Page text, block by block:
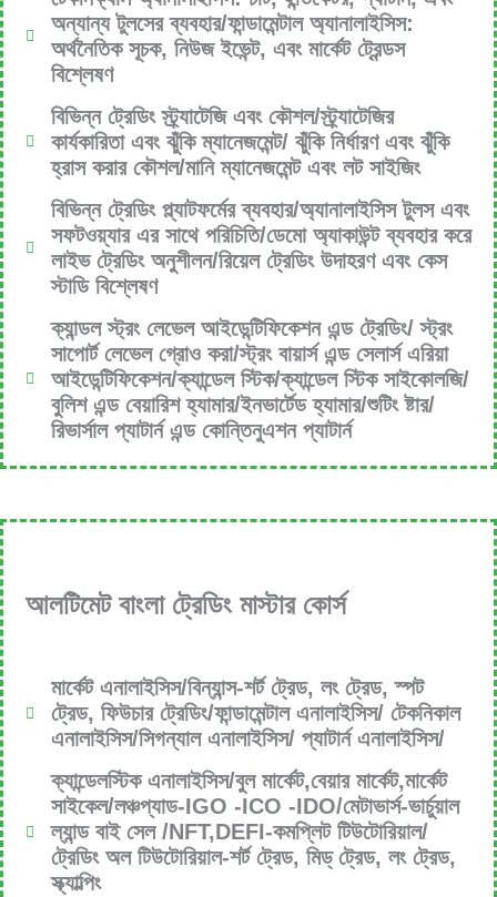
অন্যান্য টুলসের ব্যবহার/ফান্ডামেন্টাল অ্যানালাইসিস:
অর্থনৈতিক সূচক, নিউজ ইভেন্ট, এবং মার্কেট ট্রেন্ডস
বিশ্লেষণ
বিভিন্ন ট্রেডিং স্ট্র্যাটেজি এবং কৌশল/স্ট্র্যাটেজির
কার্যকারিতা এবং ঝুঁকি ম্যানেজমেন্ট/ ঝুঁকি নির্ধারণ এবং ঝুঁকি
হ্রাস করার কৌশল/মানি ম্যানেজমেন্ট এবং লট সাইজিং
বিভিন্ন ট্রেডিং প্ল্যাটফর্মের ব্যবহার/অ্যানালাইসিস টুলস এবং
সফটওয়্যার এর সাথে পরিচিতি/ডেমো অ্যাকাউন্ট ব্যবহার করে
লাইভ ট্রেডিং অনুশীলন/রিয়েল ট্রেডিং উদাহরণ এবং কেস
স্টাডি বিশ্লেষণ
ক্যান্ডল স্ট্রং লেভেল আইডেন্টিফিকেশন এন্ড ট্রেডিং/ স্ট্রং
সাপোর্ট লেভেল গ্রোও করা/স্ট্রং বায়ার্স এন্ড সেলার্স এরিয়া
আইডেন্টিফিকেশন/ক্যান্ডেল স্টিক/ক্যান্ডেল স্টিক সাইকোলজি/
বুলিশ এন্ড বেয়ারিশ হ্যামার/ইনভার্টেড হ্যামার/শুটিং ষ্টার/
রিভার্সাল প্যাটার্ন এন্ড কোন্তিনুএশন প্যাটার্ন
আলটিমেট বাংলা ট্রেডিং মাস্টার কোর্স
মার্কেট এনালাইসিস/বিন্যান্স-শর্ট ট্রেড, লং ট্রেড, স্পট
ট্রেড, ফিউচার ট্রেডিং/ফান্ডামেন্টাল এনালাইসিস/ টেকনিকাল
এনালাইসিস/সিগন্যাল এনালাইসিস/ প্যাটার্ন এনালাইসিস/
ক্যান্ডেলস্টিক এনালাইসিস/বুল মার্কেট,বেয়ার মার্কেট,মার্কেট
সাইকেল/লঞ্চপ্যাড-IGO -ICO -IDO/মেটাভার্স-ভার্চুয়াল
ল্যান্ড বাই সেল /NFT,DEFI-কমপ্লিট টিউটোরিয়াল/
ট্রেডিং অল টিউটোরিয়াল-শর্ট ট্রেড, মিড্ ট্রেড, লং ট্রেড,
স্ক্যাল্পিং